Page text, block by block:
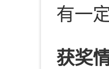
有一
获奖